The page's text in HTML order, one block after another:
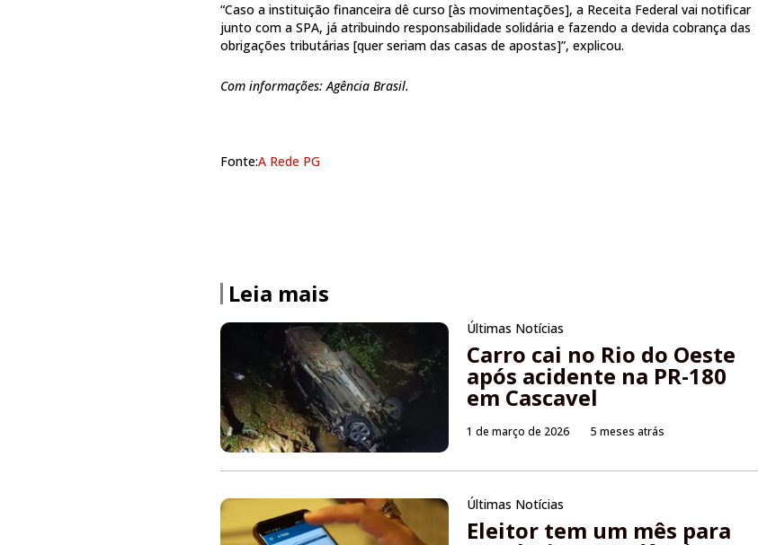
“Caso a instituição financeira dê curso [às movimentações], a Receita Federal vai notificar
junto com a SPA, já atribuindo responsabilidade solidária e fazendo a devida cobrança das
obrigações tributárias [quer seriam das casas de apostas]”, explicou.
Com informações: Agência Brasil.
Fonte:A Rede PG
Leia mais
Últimas Notícias
Carro cai no Rio do Oeste
após acidente na PR-180
em Cascavel
1 de março de 2026 5 meses atrás
Últimas Notícias
Eleitor tem um mês para